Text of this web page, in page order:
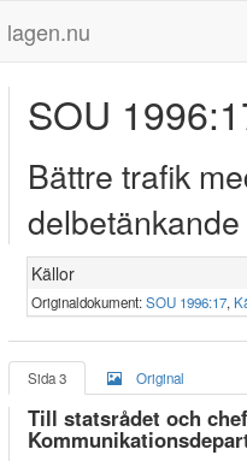
lagen.nu
SOU
Bättre trafik
delbetänkande
Källor
Originaldokument:SOU 1996:17,
Sida 3 Original
Till statsrådet och